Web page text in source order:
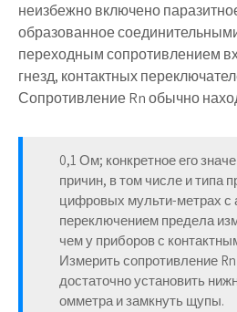
неизбежно включено
образованное
переходным сопротивлением
гнезд, контактных
Сопротивление Rn обычно
0,1 Ом; конкретное его
причин, в том числе и типа
цифровых мульти-метрах с
переключением предела
чем у приборов с
Измерить сопротивление
достаточно установить
омметра и замкнуть щупы.